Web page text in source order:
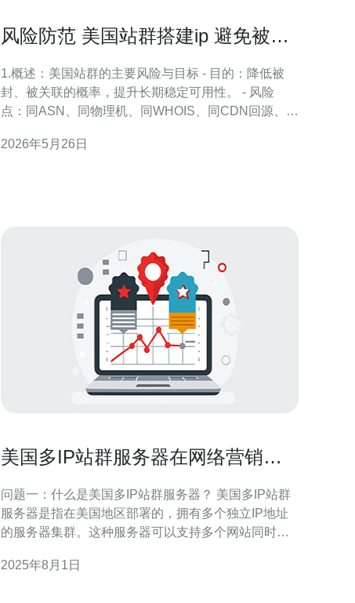
风险防范 美国站群搭建ip 避免被封
1.概述：美国站群的主要风险与目标 - 目的：降低被
封、被关联的概率，提升长期稳定可用性。 - 风险
点：同ASN、同物理机、同WHOIS、同CDN回源、相
域名注册信息、DNS解析与CDN配置、运维行为痕
2026年5月26日
美国多IP站群服务器在网络营销中
问题一：什么是美国多IP站群服务器？ 美国多IP站群
服务器是指在美国地区部署的，拥有多个独立IP地址
的服务器集群。这种服务器可以支持多个网站同时运
于同一IP被多个站点使用而导致的SEO风险。多IP站
2025年8月1日